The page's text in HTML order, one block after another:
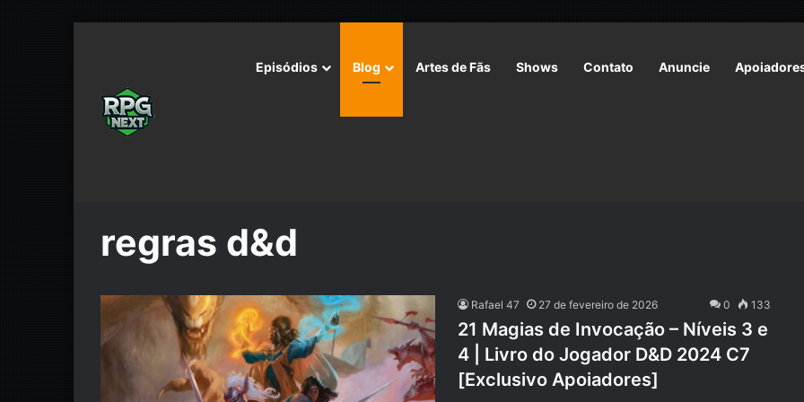
Episódios Blog Artes de Fãs Shows Contato Anuncie
regras d&d
Rafael 47 27 de fevereiro de 2026 0 133
21 Magias de Invocação – Níveis 3 e
4 | Livro do Jogador D&D 2024 C7
[Exclusivo Apoiadores]